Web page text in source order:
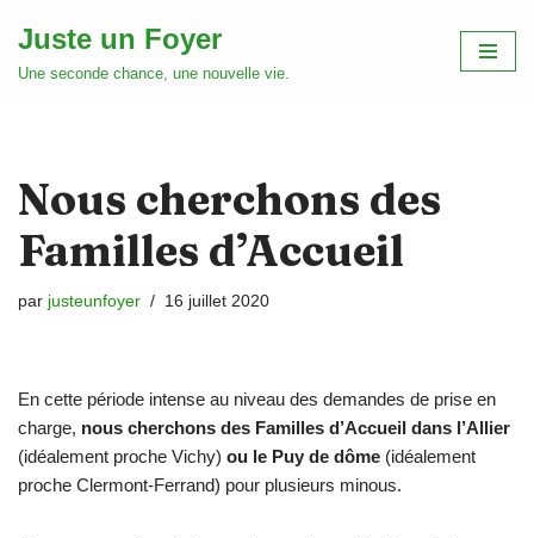
Aller
Juste un Foyer
Une seconde chance, une nouvelle vie.
Nous cherchons des
Familles d’Accueil
par justeunfoyer 16 juillet 2020
En cette période intense au niveau des demandes de prise en
charge, nous cherchons des Familles d’Accueil dans l’Allier
(idéalement proche Vichy) ou le Puy de dôme (idéalement
proche Clermont-Ferrand) pour plusieurs minous.